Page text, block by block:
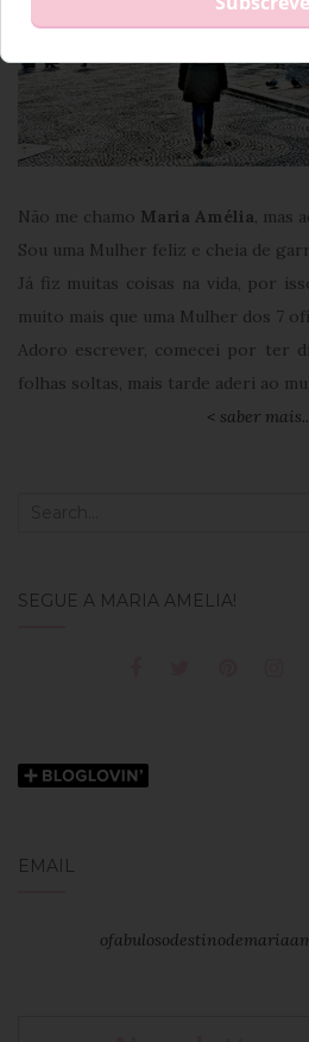
Não me chamo Maria Amélia, mas
Sou uma Mulher feliz e cheia de
Já fiz muitas coisas na vida, por
muito mais que uma Mulher dos 7
Adoro escrever, comecei por ter
folhas soltas, mais tarde aderi ao
< saber
SEGUE A MARIA AMÉLIA!
EMAIL